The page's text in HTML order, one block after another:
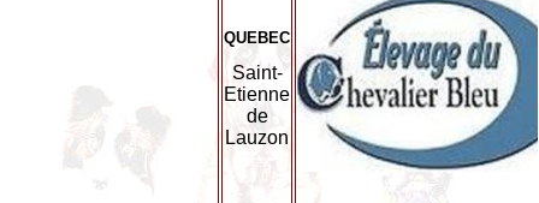
QUEBEC
Saint-
Etienne
de
Lauzon